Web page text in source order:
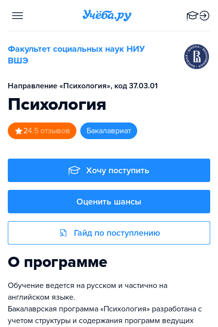
Факультет социальных наук НИУ
ВШЭ
Направление «Психология», код 37.03.01
Психология
24.5 отзывов бакалавриат
Хочу поступить
Оценить шансы
Гайд по поступлению
О программе
Обучение ведется на русском и частично на
английском языке.
Бакалаврская программа «Психология» разработана с
учетом структуры и содержания программ ведущих